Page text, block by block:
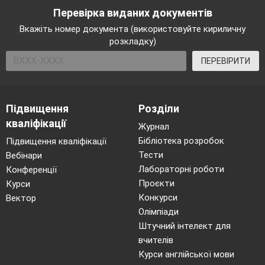
допомогою презентації
Виконання практичних завдань
творчого характеру(робоча сторінка)
-підготовча робота
Для кожної людини найкращим та
дитинства. Кожна людина любить той край,
пишається своєю рідною землею. І кожен хоче
сказати про неї найкраще.
У всіх людей одна
святиня,
не спитай,
Рідніша їм своя
пустиня,
Аніж земний в
Перевірка виданих документів
Вкажіть номер документа (використовуйте кириличну
розкладку)
ПЕРЕВІРИТИ
Підвищення
кваліфікації
Підвищення кваліфікації
Вебінари
Конференції
Курси
Вектор
Розділи
Журнал
Бібліотека розробок
Тести
Лабораторні роботи
Проєкти
Конкурси
Олімпіади
Штучний інтелект для
вчителів
Курси англійської мови